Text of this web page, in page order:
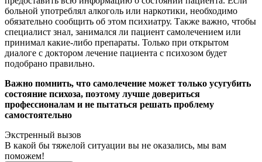
больной употреблял алкоголь или наркотики, необходимо
обязательно сообщить об этом психиатру. Также важно, чтобы
специалист знал, занимался ли пациент самолечением или
принимал какие-либо препараты. Только при открытом
диалоге с доктором лечение пациента с психозом будет
подобрано правильно.
Важно помнить, что самолечение может только усугубить
состояние психоза, поэтому лучше довериться
профессионалам и не пытаться решать проблему
самостоятельно
Экстренный вызов
В какой бы тяжелой ситуации вы не оказались, мы вам
поможем!